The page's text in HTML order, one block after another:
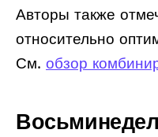
Авторы также
относительно
См. обзор